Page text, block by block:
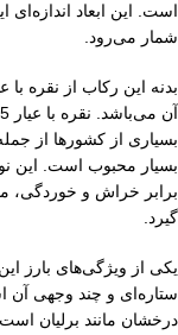
است. این ابعاد اندازه‌ای
شمار می‌رود.
بسیاری از کشورها از
بسیار محبوب است. این
برابر خراش و خوردگی،
گیرد.
یکی از ویژگی‌های بارز
ستاره‌ای و چند وجهی
درخشان مانند برلیان‌